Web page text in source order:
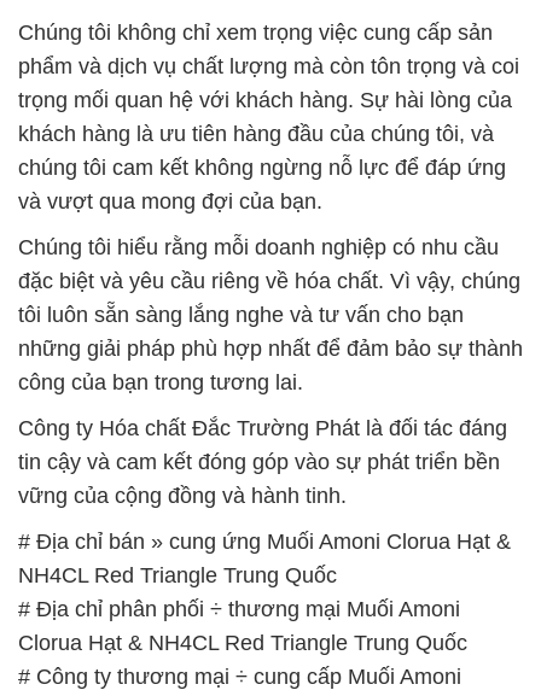
Chúng tôi không chỉ xem trọng việc cung cấp sản
phẩm và dịch vụ chất lượng mà còn tôn trọng và coi
trọng mối quan hệ với khách hàng. Sự hài lòng của
khách hàng là ưu tiên hàng đầu của chúng tôi, và
chúng tôi cam kết không ngừng nỗ lực để đáp ứng
và vượt qua mong đợi của bạn.
Chúng tôi hiểu rằng mỗi doanh nghiệp có nhu cầu
đặc biệt và yêu cầu riêng về hóa chất. Vì vậy, chúng
tôi luôn sẵn sàng lắng nghe và tư vấn cho bạn
những giải pháp phù hợp nhất để đảm bảo sự thành
công của bạn trong tương lai.
Công ty Hóa chất Đắc Trường Phát là đối tác đáng
tin cậy và cam kết đóng góp vào sự phát triển bền
vững của cộng đồng và hành tinh.
# Địa chỉ bán » cung ứng Muối Amoni Clorua Hạt &
NH4CL Red Triangle Trung Quốc
# Địa chỉ phân phối ÷ thương mại Muối Amoni
Clorua Hạt & NH4CL Red Triangle Trung Quốc
# Công ty thương mại ÷ cung cấp Muối Amoni